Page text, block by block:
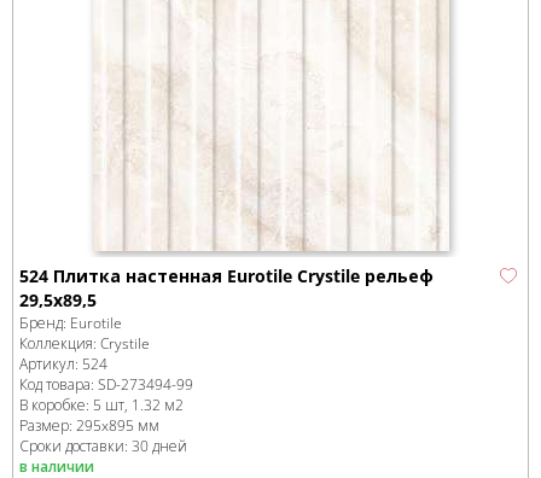
524 Плитка настенная Eurotile Crystile рельеф
29,5х89,5
Бренд: Eurotile
Коллекция: Crystile
Артикул: 524
Код товара: SD-273494-99
В коробке: 5 шт, 1.32 м2
Размер: 295x895 мм
Сроки доставки: 30 дней
в наличии